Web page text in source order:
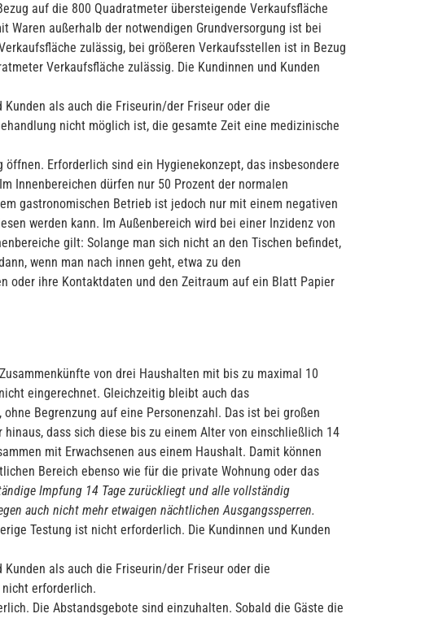
auf die 800 Quadratmeter übersteigende Verkaufsfläche
Waren außerhalb der notwendigen Grundversorgung ist bei
zulässig, bei größeren Verkaufsstellen ist in Bezug
Verkaufsfläche zulässig. Die Kundinnen und Kunden
als auch die Friseurin/der Friseur oder die
nicht möglich ist, die gesamte Zeit eine medizinische
Erforderlich sind ein Hygienekonzept, das insbesondere
Innenbereichen dürfen nur 50 Prozent der normalen
gastronomischen Betrieb ist jedoch nur mit einem negativen
werden kann. Im Außenbereich wird bei einer Inzidenz von
gilt: Solange man sich nicht an den Tischen befindet,
wenn man nach innen geht, etwa zu den
oder ihre Kontaktdaten und den Zeitraum auf ein Blatt Papier
von drei Haushalten mit bis zu maximal 10
eingerechnet. Gleichzeitig bleibt auch das
Begrenzung auf eine Personenzahl. Das ist bei großen
dass sich diese bis zu einem Alter von einschließlich 14
mit Erwachsenen aus einem Haushalt. Damit können
Bereich ebenso wie für die private Wohnung oder das
Impfung 14 Tage zurückliegt und alle vollständig
auch nicht mehr etwaigen nächtlichen Ausgangssperren.
Testung ist nicht erforderlich. Die Kundinnen und Kunden
als auch die Friseurin/der Friseur oder die
erforderlich.
Die Abstandsgebote sind einzuhalten. Sobald die Gäste die